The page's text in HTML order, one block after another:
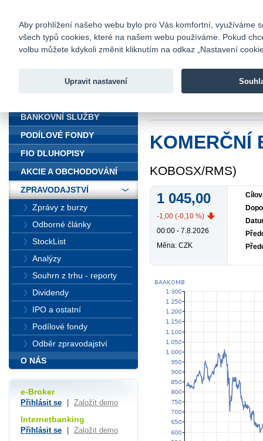
Fio banka
Fio banka
KOMERČNÍ
KOBOSX/RMS)
1 045,00
-1,00 (-0,10 %)
00:00 - 7.8.2026
Měna: CZK
BANKOVNÍ SLUŽBY
PODÍLOVÉ FONDY
FIO DLUHOPISY
AKCIE A OBCHODOVÁNÍ
ZPRAVODAJSTVÍ
Zprávy z burzy
Odborné články
StockList
Analýzy
Souhrn z trhu - reporty
Dividendy
IPO a ostatní
Podílové fondy
Odběr zpravodajství
O NÁS
e-Broker
Přihlásit se Založit demo
Internetbanking
Přihlásit se Založit demo
Aby prohlížení našeho webu bylo pro Vás komfortní, využíváme
všech typů cookies, které na našem webu používáme. Pokud
volbu můžete kdykoli změnit kliknutím na odkaz „Nastavení
Upravit nastavení